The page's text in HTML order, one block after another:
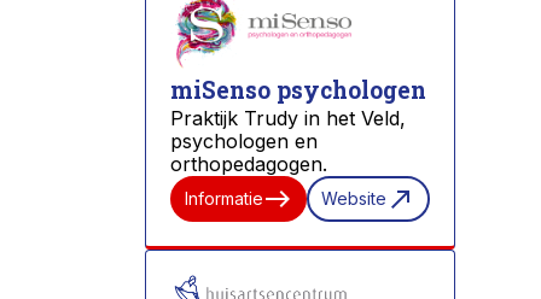
miSenso psychologen
Praktijk Trudy in het Veld,
psychologen en
orthopedagogen.
Informatieeast Website north_east